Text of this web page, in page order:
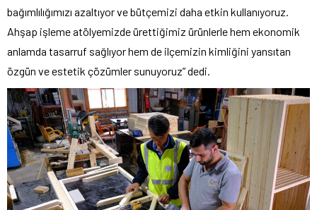
bağımlılığımızı azaltıyor ve bütçemizi daha etkin kullanıyoruz.
Ahşap işleme atölyemizde ürettiğimiz ürünlerle hem ekonomik
anlamda tasarruf sağlıyor hem de ilçemizin kimliğini yansıtan
özgün ve estetik çözümler sunuyoruz” dedi.